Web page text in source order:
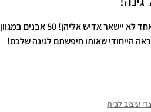
האבנים הזוהרות שלא תוכלו להפסיק להסתכל עליהן ואף אחד לא יישאר אדיש אליהן! 50 אבנים במגוון
הייחודי שאותו חיפשתם לגינה שלכם!
עיצוב לבית